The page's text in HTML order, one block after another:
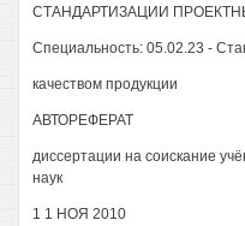
СТАНДАРТИЗАЦИИ
Специальность: 05.02.23 -
качеством продукции
АВТОРЕФЕРАТ
диссертации на соискание
наук
1 1 НОЯ 2010